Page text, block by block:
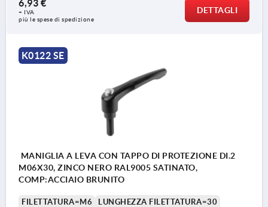
6,93 €
+ IVA
più le spese di spedizione
DETTAGLI
K0122 SE
MANIGLIA A LEVA CON TAPPO DI PROTEZIONE DI.2
M06X30, ZINCO NERO RAL9005 SATINATO,
COMP:ACCIAIO BRUNITO
FILETTATURA=M6
LUNGHEZZA FILETTATURA=30